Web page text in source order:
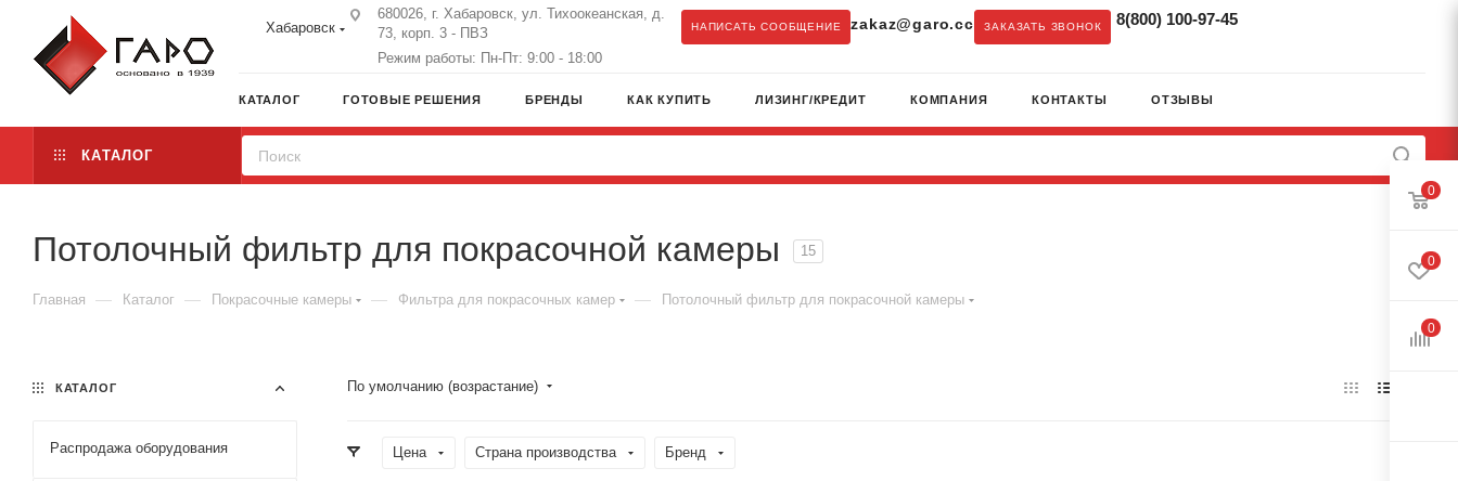
Хабаровск
680026, г. Хабаровск, ул. Тихоокеанская, д.
73, корп. 3 - ПВЗ
Режим работы: Пн-Пт: 9:00 - 18:00
НАПИСАТЬ СООБЩЕНИЕ zakaz@garo.cc ЗАКАЗАТЬ ЗВОНОК 8(800) 100-97-45
КАТАЛОГ ГОТОВЫЕ РЕШЕНИЯ БРЕНДЫ КАК КУПИТЬ ЛИЗИНГ/КРЕДИТ КОМПАНИЯ КОНТАКТЫ ОТЗЫВЫ
КАТАЛОГ
Потолочный фильтр для покрасочной камеры 15
Главная — Каталог — Покрасочные камеры — Фильтра для покрасочных камер — Потолочный фильтр для покрасочной камеры
По умолчанию (возрастание)
Цена Страна производства Бренд
КАТАЛОГ
Распродажа оборудования
0
0
0